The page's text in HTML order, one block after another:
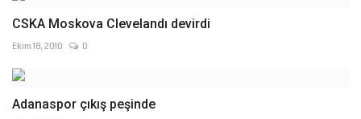
CSKA Moskova Clevelandı devirdi
Ekim 18, 2010 0
Adanaspor çıkış peşinde